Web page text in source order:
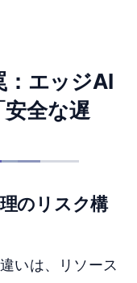
：エッジAI
全な遅
のリスク構
いは、リソース